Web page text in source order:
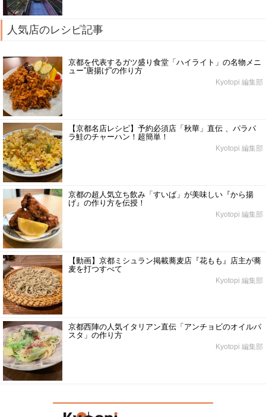
人気店のレシピ記事
京都を代表するガツ盛り食堂「ハイライト」の名物メニ
ュー”唐揚げ”の作り方
Kyotopi 編集部
【京都名店レシピ】予約必須店「秋華」直伝 、パラパ
ラ鮭のチャーハン！超簡単！
Kyotopi 編集部
京都の超人気立ち飲み「すいば」が美味しい『から揚
げ』の作り方を伝授！
Kyotopi 編集部
【動画】京都ミシュラン掲載蕎麦店『花もも』店主が蕎
麦を打つすべて
Kyotopi 編集部
京都西陣の人気イタリアン直伝「アンチョビのオイルパ
スタ」の作り方
Kyotopi 編集部